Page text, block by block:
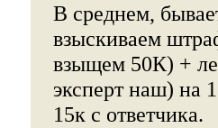
В среднем,
взыскиваем
взыщем 50К) +
эксперт наш) на
15к с ответчика.